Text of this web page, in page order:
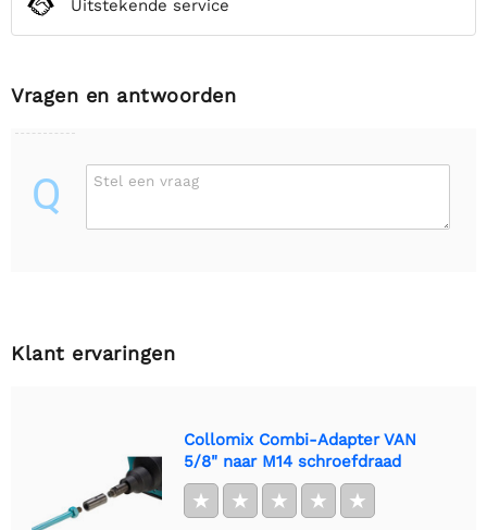
Uitstekende service
Vragen en antwoorden
Q Stel een vraag
Klant ervaringen
Collomix Combi-Adapter VAN
5/8" naar M14 schroefdraad
★ ★ ★ ★ ★